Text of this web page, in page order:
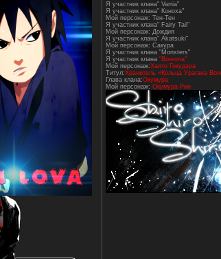
Я участник клана" Varria"
Я участник клана" Коноха"
Мой персонаж: Тен-Тен
Я участник клана" Fairy Tail"
Мой персонаж: Дождия
Я участник клана" Akatsuki"
Мой персонаж: Сакура
Я участник клана "Monsters"
Я участник клана "Вонгола"
Мой персонаж:Хаято Гокудэра
Титул:Хранитель «Кольца Урагана
Глава клана:Окумура
Мой персонаж: Окумура Рин